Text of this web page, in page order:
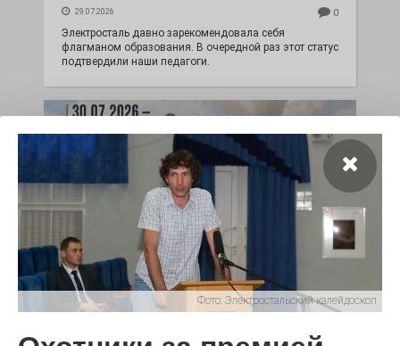
29.07.2026 0
Электросталь давно зарекомендовала себя
флагманом образования. В очередной раз этот статус
подтвердили наши педагоги.
Чувство Родины — одно на
всех
28.07.2026
Фото: Электростальский калейдоскоп